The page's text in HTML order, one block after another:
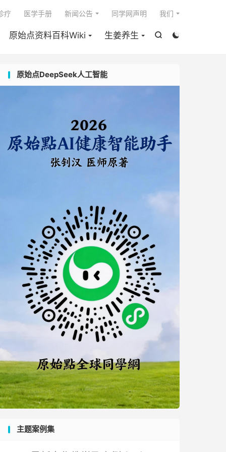


原始点资料百科Wiki 生姜养生
疗 医学手册 新闻公告 同学网声明 我们
原始点DeepSeek人工智能
主题案例集